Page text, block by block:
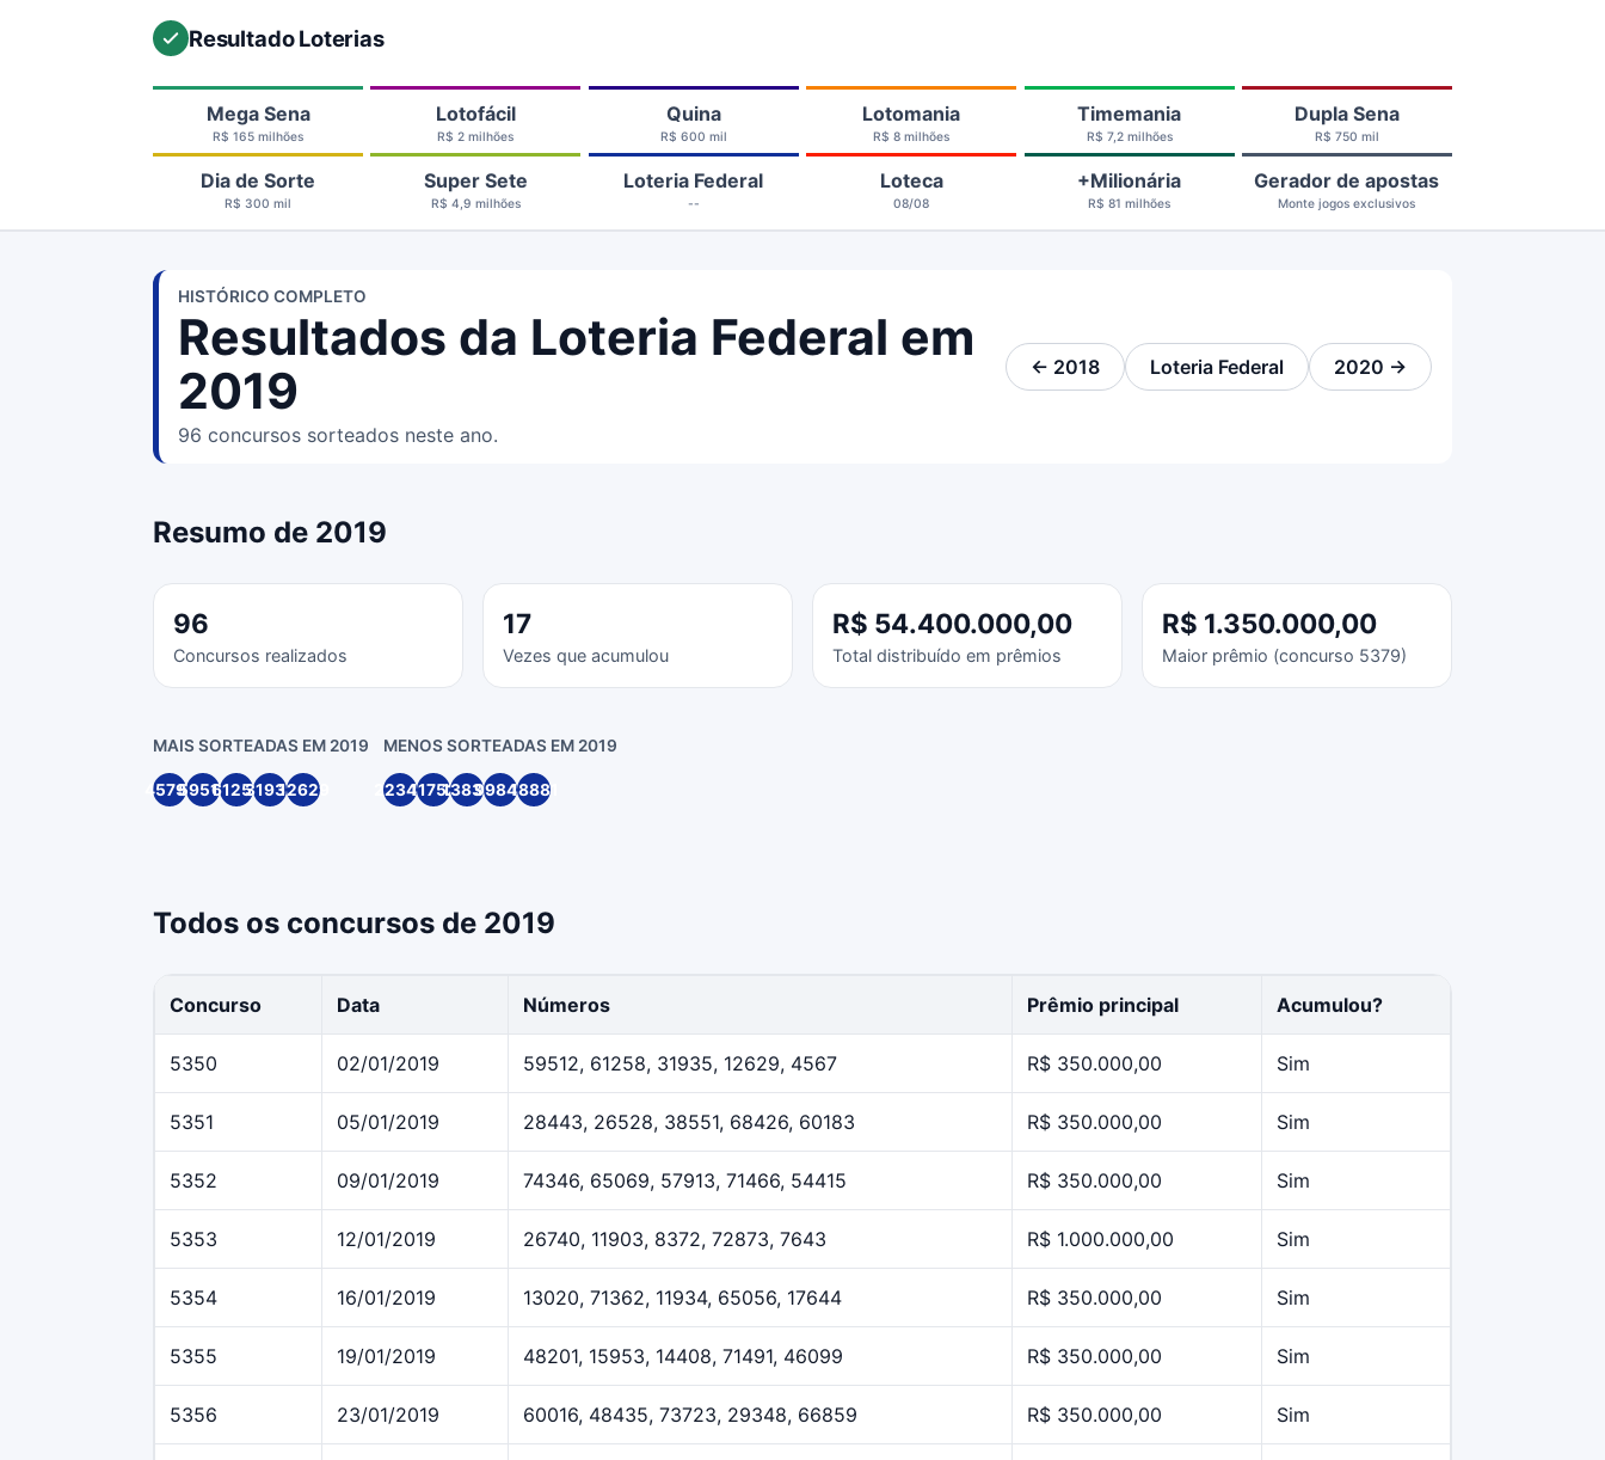
Resultado Loterias
Mega Sena
R$ 165 milhões
Lotofácil
R$ 2 milhões
Quina
R$ 600 mil
Lotomania
R$ 8 milhões
Timemania
R$ 7,2 milhões
Dupla Sena
R$ 750 mil
Dia de Sorte
R$ 300 mil
Super Sete
R$ 4,9 milhões
Loteria Federal
--
Loteca
08/08
+Milionária
R$ 81 milhões
Gerador de apostas
Monte jogos exclusivos
HISTÓRICO COMPLETO
Resultados da Loteria Federal em
2019
96 concursos sorteados neste ano.
← 2018 Loteria Federal 2020 →
Resumo de 2019
96
Concursos realizados
17
Vezes que acumulou
R$ 54.400.000,00
Total distribuído em prêmios
R$ 1.350.000,00
Maior prêmio (concurso 5379)
MAIS SORTEADAS EM 2019
4579159512612583193512629
MENOS SORTEADAS EM 2019
2234911752138369984618881
Todos os concursos de 2019
Concurso Data Números Prêmio principal Acumulou?
5350 02/01/2019 59512, 61258, 31935, 12629, 4567 R$ 350.000,00 Sim
5351 05/01/2019 28443, 26528, 38551, 68426, 60183 R$ 350.000,00 Sim
5352 09/01/2019 74346, 65069, 57913, 71466, 54415 R$ 350.000,00 Sim
5353 12/01/2019 26740, 11903, 8372, 72873, 7643 R$ 1.000.000,00 Sim
5354 16/01/2019 13020, 71362, 11934, 65056, 17644 R$ 350.000,00 Sim
5355 19/01/2019 48201, 15953, 14408, 71491, 46099 R$ 350.000,00 Sim
5356 23/01/2019 60016, 48435, 73723, 29348, 66859 R$ 350.000,00 Sim